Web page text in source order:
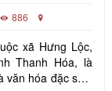
886
xã Hưng Lộc,
Thanh Hóa, là
hóa đặc sắc,